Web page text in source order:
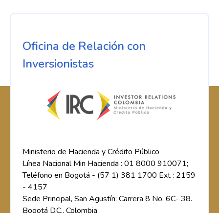
Oficina de Relación con
Inversionistas
Ministerio de Hacienda y Crédito Público
Línea Nacional Min Hacienda : 01 8000 910071;
Teléfono en Bogotá - (57 1) 381 1700 Ext : 2159
- 4157
Sede Principal, San Agustín: Carrera 8 No. 6C- 38.
Bogotá D.C., Colombia